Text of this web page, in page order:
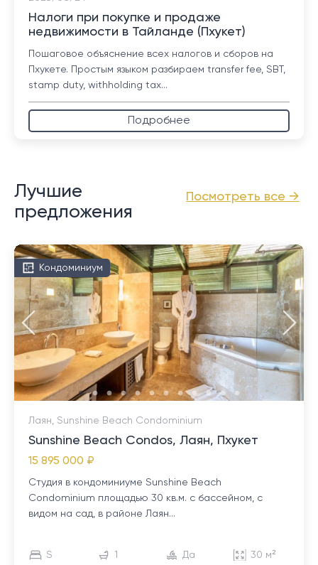
Налоги при покупке и продаже
недвижимости в Тайланде (Пхукет)
Пошаговое объяснение всех налогов и сборов на
Пхукете. Простым языком разбираем transfer fee, SBT,
stamp duty, withholding tax...
Подробнее
Посмотреть все →
Лучшие
предложения
Кондоминиум
Лаян, Sunshine Beach Condominium
Sunshine Beach Condos, Лаян, Пхукет
15 895 000 ₽
Студия в кондоминиуме Sunshine Beach
Condominium площадью 30 кв.м. с бассейном, с
видом на сад, в районе Лаян...
S 1 Да 30 м²